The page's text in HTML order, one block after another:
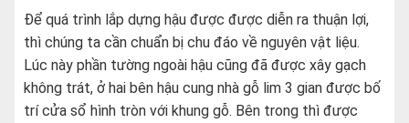
Để quá trình lắp dựng hậu được được diễn ra thuận lợi,
thì chúng ta cần chuẩn bị chu đáo về nguyên vật liệu.
Lúc này phần tường ngoài hậu cũng đã được xây gạch
không trát, ở hai bên hậu cung nhà gỗ lim 3 gian được bố
trí cửa sổ hình tròn với khung gỗ. Bên trong thì được